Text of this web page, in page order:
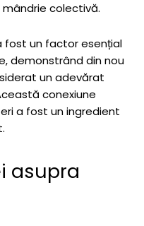
colectivă.
fost un factor esențial
demonstrând din nou
un adevărat
conexiune
a fost un ingredient
asupra